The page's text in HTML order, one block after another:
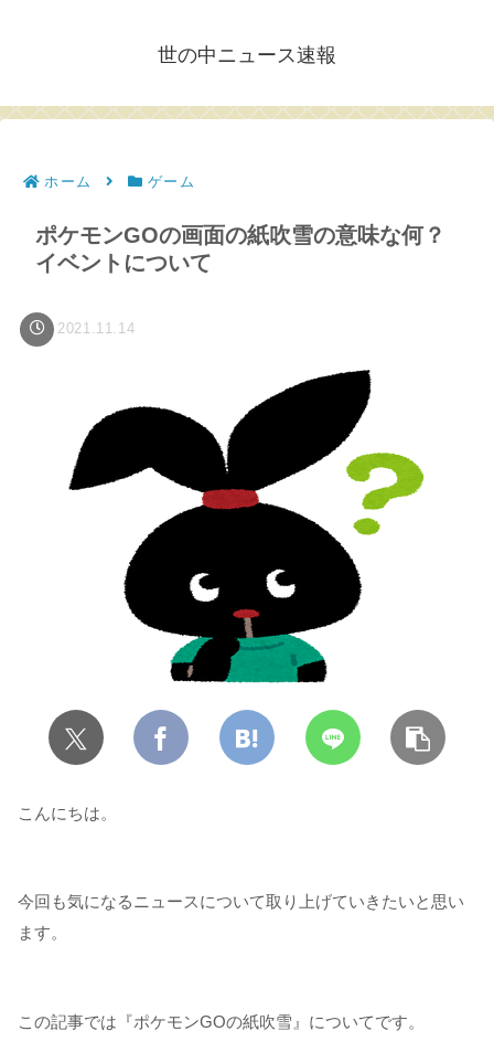
世の中ニュース速報
ホーム ゲーム
ポケモンGOの画面の紙吹雪の意味な何？
イベントについて
2021.11.14
こんにちは。
今回も気になるニュースについて取り上げていきたいと思い
ます。
この記事では『ポケモンGOの紙吹雪』についてです。